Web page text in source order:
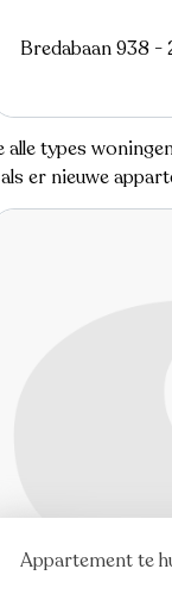
Bredabaan 938 -
types
er nieuwe
Nieuw
Appartement te